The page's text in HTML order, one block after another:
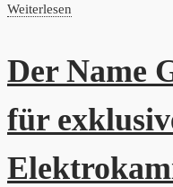
Weiterlesen
Der Name
für